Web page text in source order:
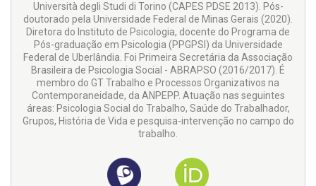
Università degli Studi di Torino (CAPES PDSE 2013). Pós-
doutorado pela Universidade Federal de Minas Gerais (2020).
Diretora do Instituto de Psicologia, docente do Programa de
Pós-graduação em Psicologia (PPGPSI) da Universidade
Federal de Uberlândia. Foi Primeira Secretária da Associação
Brasileira de Psicologia Social - ABRAPSO (2016/2017). É
membro do GT Trabalho e Processos Organizativos na
Contemporaneidade, da ANPEPP. Atuação nas seguintes
áreas: Psicologia Social do Trabalho, Saúde do Trabalhador,
Grupos, História de Vida e pesquisa-intervenção no campo do
trabalho.